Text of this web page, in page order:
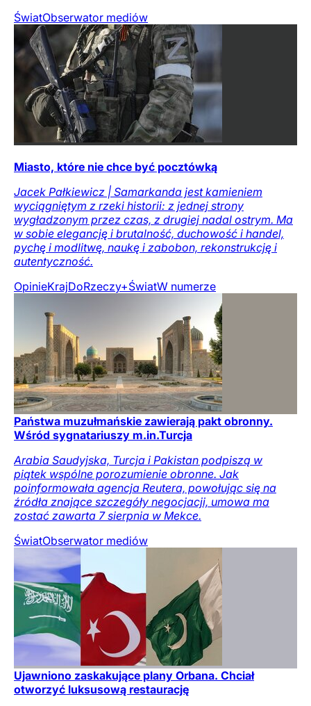
ŚwiatObserwator mediów
Miasto, które nie chce być pocztówką
Jacek Pałkiewicz | Samarkanda jest kamieniem
wyciągniętym z rzeki historii: z jednej strony
wygładzonym przez czas, z drugiej nadal ostrym. Ma
w sobie elegancję i brutalność, duchowość i handel,
pychę i modlitwę, naukę i zabobon, rekonstrukcję i
autentyczność.
OpinieKrajDoRzeczy+ŚwiatW numerze
Państwa muzułmańskie zawierają pakt obronny.
Wśród sygnatariuszy m.in.Turcja
Arabia Saudyjska, Turcja i Pakistan podpiszą w
piątek wspólne porozumienie obronne. Jak
poinformowała agencja Reutera, powołując się na
źródła znające szczegóły negocjacji, umowa ma
zostać zawarta 7 sierpnia w Mekce.
ŚwiatObserwator mediów
Ujawniono zaskakujące plany Orbana. Chciał
otworzyć luksusową restaurację